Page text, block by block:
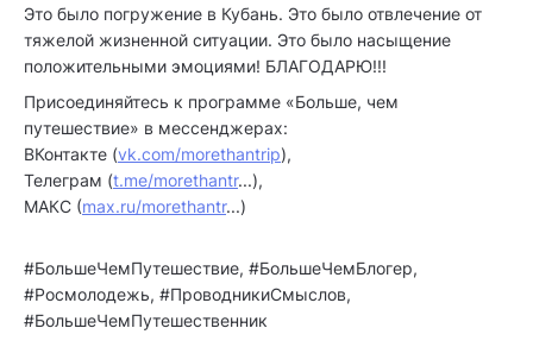
Это было погружение в Кубань. Это было отвлечение от
тяжелой жизненной ситуации. Это было насыщение
положительными эмоциями! БЛАГОДАРЮ!!!
Присоединяйтесь к программе «Больше, чем
путешествие» в мессенджерах:
ВКонтакте (vk.com/morethantrip),
Телеграм (t.me/morethantr...),
МАКС (max.ru/morethantr...)
#БольшеЧемПутешествие, #БольшеЧемБлогер,
#Росмолодежь, #ПроводникиСмыслов,
#БольшеЧемПутешественник